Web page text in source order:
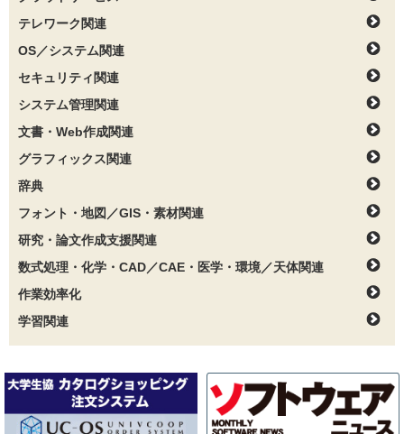
テレワーク関連
OS／システム関連
セキュリティ関連
システム管理関連
文書・Web作成関連
グラフィックス関連
辞典
フォント・地図／GIS・素材関連
研究・論文作成支援関連
数式処理・化学・CAD／CAE・医学・環境／天体関連
作業効率化
学習関連